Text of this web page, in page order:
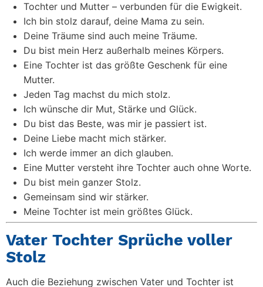
Tochter und Mutter – verbunden für die Ewigkeit.
Ich bin stolz darauf, deine Mama zu sein.
Deine Träume sind auch meine Träume.
Du bist mein Herz außerhalb meines Körpers.
Eine Tochter ist das größte Geschenk für eine
Mutter.
Jeden Tag machst du mich stolz.
Ich wünsche dir Mut, Stärke und Glück.
Du bist das Beste, was mir je passiert ist.
Deine Liebe macht mich stärker.
Ich werde immer an dich glauben.
Eine Mutter versteht ihre Tochter auch ohne Worte.
Du bist mein ganzer Stolz.
Gemeinsam sind wir stärker.
Meine Tochter ist mein größtes Glück.
Vater Tochter Sprüche voller
Stolz
Auch die Beziehung zwischen Vater und Tochter ist